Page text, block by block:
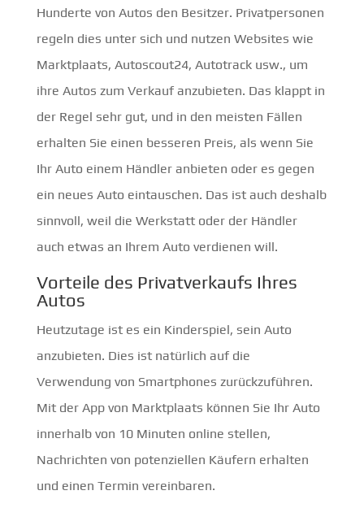
Hunderte von Autos den Besitzer. Privatpersonen
regeln dies unter sich und nutzen Websites wie
Marktplaats, Autoscout24, Autotrack usw., um
ihre Autos zum Verkauf anzubieten. Das klappt in
der Regel sehr gut, und in den meisten Fällen
erhalten Sie einen besseren Preis, als wenn Sie
Ihr Auto einem Händler anbieten oder es gegen
ein neues Auto eintauschen. Das ist auch deshalb
sinnvoll, weil die Werkstatt oder der Händler
auch etwas an Ihrem Auto verdienen will.
Vorteile des Privatverkaufs Ihres
Autos
Heutzutage ist es ein Kinderspiel, sein Auto
anzubieten. Dies ist natürlich auf die
Verwendung von Smartphones zurückzuführen.
Mit der App von Marktplaats können Sie Ihr Auto
innerhalb von 10 Minuten online stellen,
Nachrichten von potenziellen Käufern erhalten
und einen Termin vereinbaren.